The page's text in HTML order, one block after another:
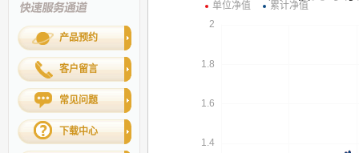
产品预约
客户留言
常见问题
下载中心